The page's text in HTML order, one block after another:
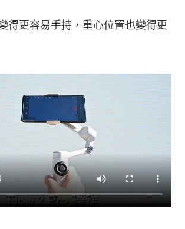
得更容易手持，重心位置也變得更